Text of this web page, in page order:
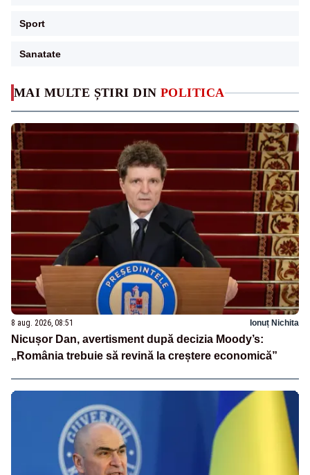
MAI MULTE ȘTIRI DIN POLITICA
8 aug. 2026, 08:51 Ionuț Nichita
Nicușor Dan, avertisment după decizia Moody’s:
„România trebuie să revină la creștere economică”
Sport
Sanatate